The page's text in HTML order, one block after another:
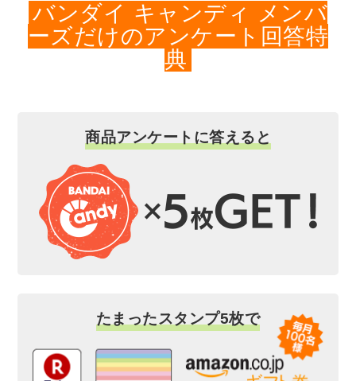
バンダイ キャンディ メンバ
ーズだけのアンケート回答特
典
商品アンケートに答えると
たまったスタンプ5枚で